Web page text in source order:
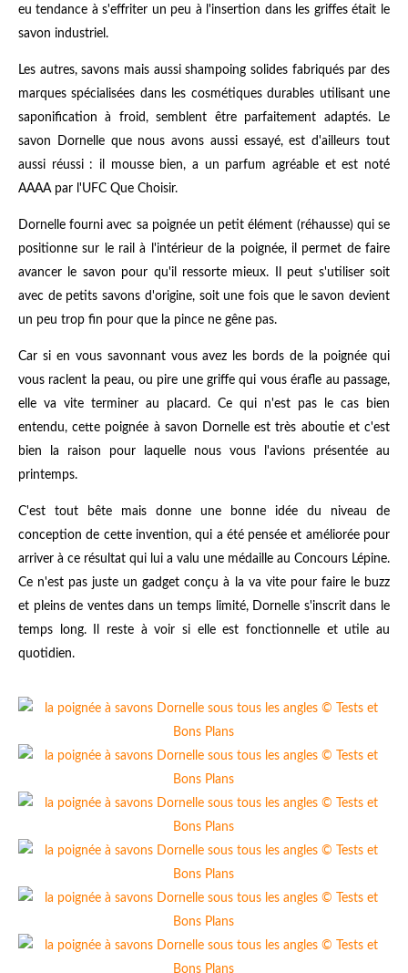
eu tendance à s'effriter un peu à l'insertion dans les griffes était le
savon industriel.
Les autres, savons mais aussi shampoing solides fabriqués par des
marques spécialisées dans les cosmétiques durables utilisant une
saponification à froid, semblent être parfaitement adaptés. Le
savon Dornelle que nous avons aussi essayé, est d'ailleurs tout
aussi réussi : il mousse bien, a un parfum agréable et est noté
AAAA par l'UFC Que Choisir.
Dornelle fourni avec sa poignée un petit élément (réhausse) qui se
positionne sur le rail à l'intérieur de la poignée, il permet de faire
avancer le savon pour qu'il ressorte mieux. Il peut s'utiliser soit
avec de petits savons d'origine, soit une fois que le savon devient
un peu trop fin pour que la pince ne gêne pas.
Car si en vous savonnant vous avez les bords de la poignée qui
vous raclent la peau, ou pire une griffe qui vous érafle au passage,
elle va vite terminer au placard. Ce qui n'est pas le cas bien
entendu, cette poignée à savon Dornelle est très aboutie et c'est
bien la raison pour laquelle nous vous l'avions présentée au
printemps.
C'est tout bête mais donne une bonne idée du niveau de
conception de cette invention, qui a été pensée et améliorée pour
arriver à ce résultat qui lui a valu une médaille au Concours Lépine.
Ce n'est pas juste un gadget conçu à la va vite pour faire le buzz
et pleins de ventes dans un temps limité, Dornelle s'inscrit dans le
temps long. Il reste à voir si elle est fonctionnelle et utile au
quotidien.